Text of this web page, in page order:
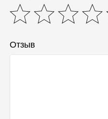
Отзыв